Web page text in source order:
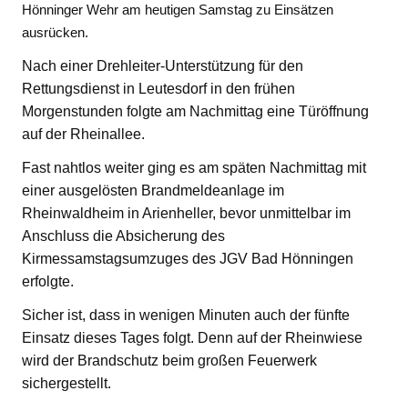
Hönninger Wehr am heutigen Samstag zu Einsätzen
ausrücken.
Nach einer Drehleiter-Unterstützung für den
Rettungsdienst in Leutesdorf in den frühen
Morgenstunden folgte am Nachmittag eine Türöffnung
auf der Rheinallee.
Fast nahtlos weiter ging es am späten Nachmittag mit
einer ausgelösten Brandmeldeanlage im
Rheinwaldheim in Arienheller, bevor unmittelbar im
Anschluss die Absicherung des
Kirmessamstagsumzuges des JGV Bad Hönningen
erfolgte.
Sicher ist, dass in wenigen Minuten auch der fünfte
Einsatz dieses Tages folgt. Denn auf der Rheinwiese
wird der Brandschutz beim großen Feuerwerk
sichergestellt.